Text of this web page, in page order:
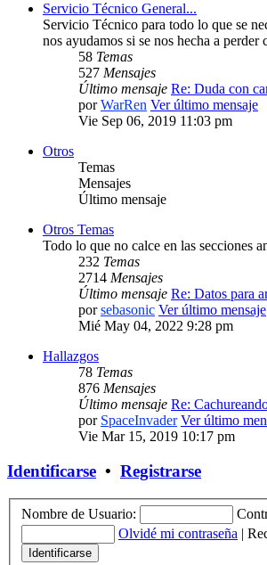
Servicio Técnico General...
Servicio Técnico para todo lo que se
nos ayudamos si se nos hecha a perder
58 Temas
527 Mensajes
Último mensaje Re: Duda con
porWarRen Ver último mensaje
Vie Sep 06, 2019 11:03 pm
Otros
Temas
Mensajes
Último mensaje
Otros Temas
Todo lo que no calce en las secciones
232 Temas
2714 Mensajes
Último mensaje Re: Datos para
porsebasonic Ver último mensaje
Mié May 04, 2022 9:28 pm
Hallazgos
78 Temas
876 Mensajes
Último mensaje Re:
por SpaceInvader Ver último
Vie Mar 15, 2019 10:17 pm
Identificarse • Registrarse
Nombre de Usuario:
Olvidé mi contraseña |